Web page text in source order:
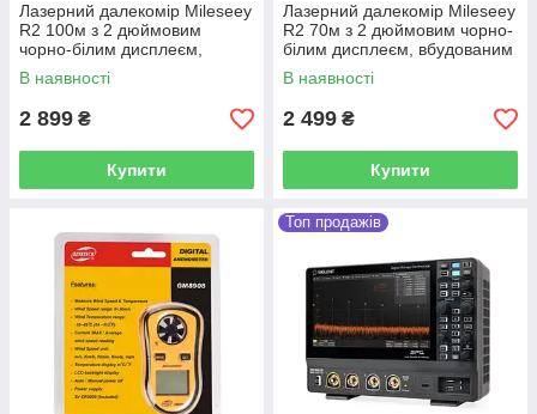
Лазерний далекомір Mileseey
R2 100м з 2 дюймовим
чорно-білим дисплеєм,
вбудованим курвіметром, NI-
MH батареї
В наявності
2 899 ₴
Купити
Лазерний далекомір Mileseey
R2 70м з 2 дюймовим чорно-
білим дисплеєм, вбудованим
курвіметром, NI-MH батареї
В наявності
2 499 ₴
Купити
Топ продажів